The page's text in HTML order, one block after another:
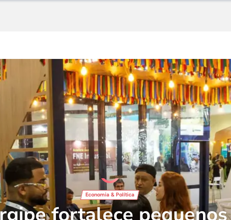
Economia & Política
fortalece